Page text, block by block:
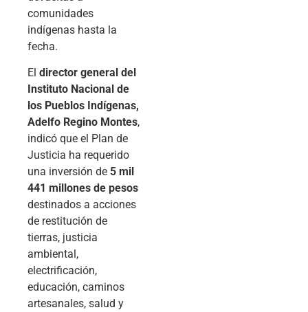
comunidades
indígenas hasta la
fecha.
El director general del
Instituto Nacional de
los Pueblos Indígenas,
Adelfo Regino Montes,
indicó que el Plan de
Justicia ha requerido
una inversión de 5 mil
441 millones de pesos
destinados a acciones
de restitución de
tierras, justicia
ambiental,
electrificación,
educación, caminos
artesanales, salud y